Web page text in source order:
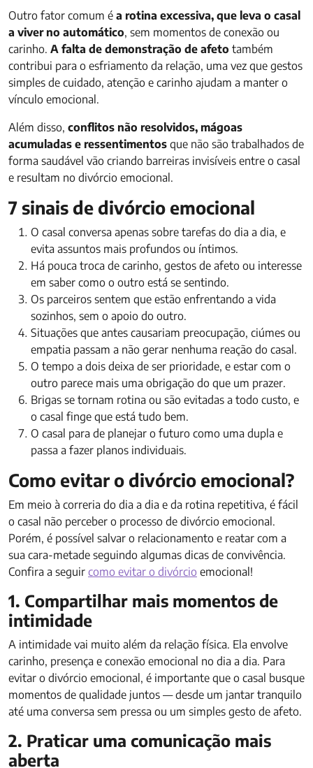
Outro fator comum é a rotina excessiva, que leva o casal
a viver no automático, sem momentos de conexão ou
carinho. A falta de demonstração de afeto também
contribui para o esfriamento da relação, uma vez que gestos
simples de cuidado, atenção e carinho ajudam a manter o
vínculo emocional.
Além disso, conflitos não resolvidos, mágoas
acumuladas e ressentimentos que não são trabalhados de
forma saudável vão criando barreiras invisíveis entre o casal
e resultam no divórcio emocional.
7 sinais de divórcio emocional
O casal conversa apenas sobre tarefas do dia a dia, e
evita assuntos mais profundos ou íntimos.
Há pouca troca de carinho, gestos de afeto ou interesse
em saber como o outro está se sentindo.
Os parceiros sentem que estão enfrentando a vida
sozinhos, sem o apoio do outro.
Situações que antes causariam preocupação, ciúmes ou
empatia passam a não gerar nenhuma reação do casal.
O tempo a dois deixa de ser prioridade, e estar com o
outro parece mais uma obrigação do que um prazer.
Brigas se tornam rotina ou são evitadas a todo custo, e
o casal finge que está tudo bem.
O casal para de planejar o futuro como uma dupla e
passa a fazer planos individuais.
Como evitar o divórcio emocional?
Em meio à correria do dia a dia e da rotina repetitiva, é fácil
o casal não perceber o processo de divórcio emocional.
Porém, é possível salvar o relacionamento e reatar com a
sua cara-metade seguindo algumas dicas de convivência.
Confira a seguir como evitar o divórcio emocional!
1. Compartilhar mais momentos de
intimidade
A intimidade vai muito além da relação física. Ela envolve
carinho, presença e conexão emocional no dia a dia. Para
evitar o divórcio emocional, é importante que o casal busque
momentos de qualidade juntos — desde um jantar tranquilo
até uma conversa sem pressa ou um simples gesto de afeto.
2. Praticar uma comunicação mais
aberta